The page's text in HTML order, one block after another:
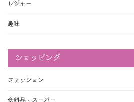
レジャー
趣味
ショッピング
ファッション
食料品・スーパー